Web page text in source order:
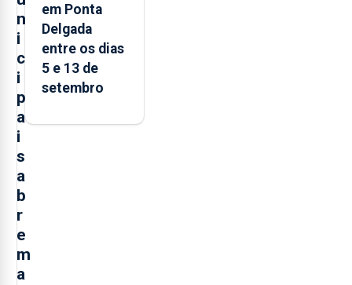
n
i
c
i
p
a
i
s
a
b
r
e
m
a
em Ponta
Delgada
entre os dias
5 e 13 de
setembro